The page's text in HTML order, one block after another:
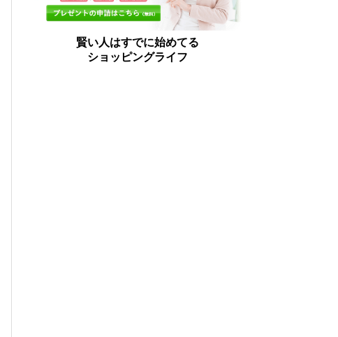
賢い人はすでに始めてる
ショッピングライフ